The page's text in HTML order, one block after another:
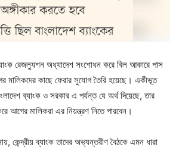
রেজল্যুশন অধ্যাদেশ সংশোধন করে বিল আকারে পাস
মালিকদের কাছে ফেরার সুযোগ তৈরি হয়েছে। একীভূত
ব্যাংক ও সরকার এ পর্যন্ত যে অর্থ দিয়েছে, তার
আগের মালিকরা এর নিয়ন্ত্রণ নিতে পারবেন।
কেন্দ্রীয় ব্যাংক তাদের অভ্যন্তরীণ বৈঠকে এমন ধারা